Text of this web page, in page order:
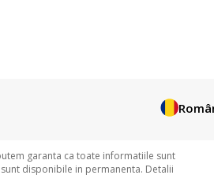
garanta ca toate informatiile sunt
disponibile in permanenta. Detalii